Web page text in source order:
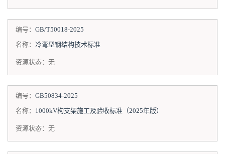
编号： GB/T50018-2025
名称： 冷弯型钢结构技术标准
资源状态： 无
编号： GB50834-2025
名称： 1000kV构支架施工及验收标准（2025年版）
资源状态： 无